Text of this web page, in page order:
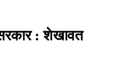
: शेखावत